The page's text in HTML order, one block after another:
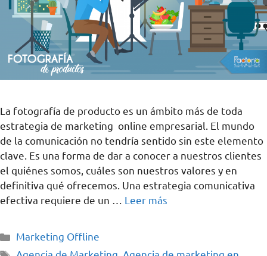
La fotografía de producto es un ámbito más de toda
estrategia de marketing online empresarial. El mundo
de la comunicación no tendría sentido sin este elemento
clave. Es una forma de dar a conocer a nuestros clientes
el quiénes somos, cuáles son nuestros valores y en
definitiva qué ofrecemos. Una estrategia comunicativa
efectiva requiere de un … Leer más
Marketing Offline